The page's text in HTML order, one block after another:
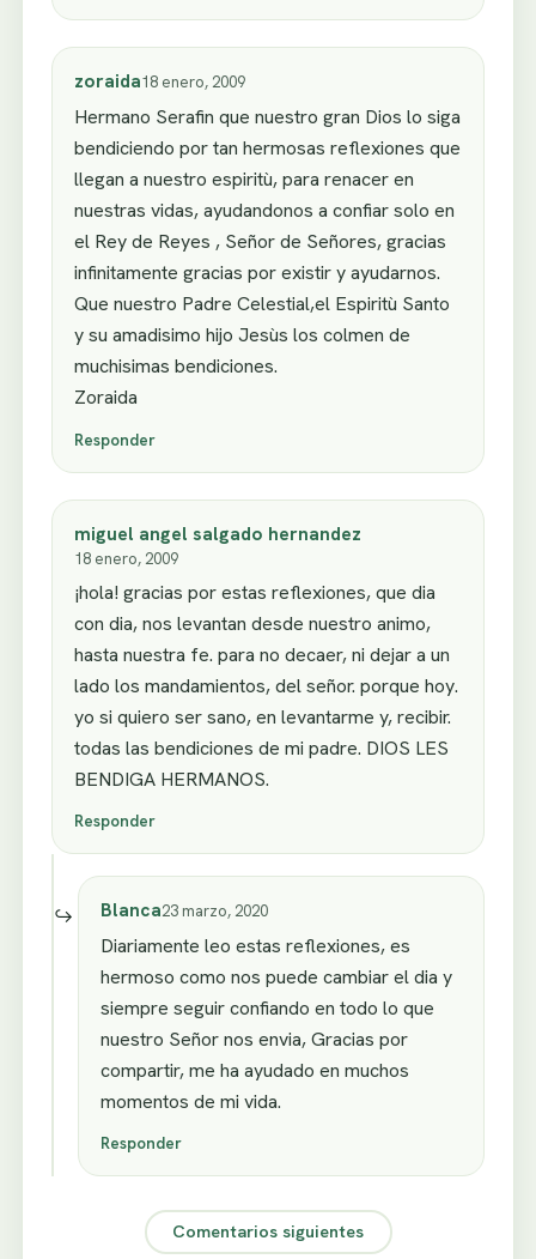
zoraida18 enero, 2009
Hermano Serafin que nuestro gran Dios lo siga
bendiciendo por tan hermosas reflexiones que
llegan a nuestro espiritù, para renacer en
nuestras vidas, ayudandonos a confiar solo en
el Rey de Reyes , Señor de Señores, gracias
infinitamente gracias por existir y ayudarnos.
Que nuestro Padre Celestial,el Espiritù Santo
y su amadisimo hijo Jesùs los colmen de
muchisimas bendiciones.
Zoraida
Responder
miguel angel salgado hernandez
18 enero, 2009
¡hola! gracias por estas reflexiones, que dia
con dia, nos levantan desde nuestro animo,
hasta nuestra fe. para no decaer, ni dejar a un
lado los mandamientos, del señor. porque hoy.
yo si quiero ser sano, en levantarme y, recibir.
todas las bendiciones de mi padre. DIOS LES
BENDIGA HERMANOS.
Responder
Blanca23 marzo, 2020
Diariamente leo estas reflexiones, es
hermoso como nos puede cambiar el dia y
siempre seguir confiando en todo lo que
nuestro Señor nos envia, Gracias por
compartir, me ha ayudado en muchos
momentos de mi vida.
Responder
Comentarios siguientes